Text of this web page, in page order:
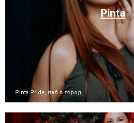
Pinta
Pinta Pride, паб в город...